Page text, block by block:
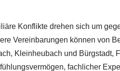
Konflikte drehen sich um
Vereinbarungen können von
Kleinheubach und Bürgstadt,
fachlicher